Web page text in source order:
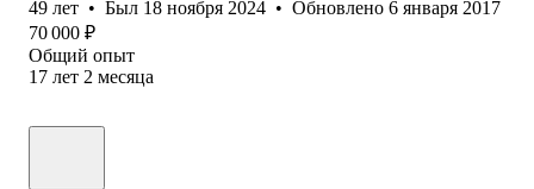
49 лет • Был 18 ноября 2024 • Обновлено 6 января 2017
70 000 ₽
Общий опыт
17 лет 2 месяца